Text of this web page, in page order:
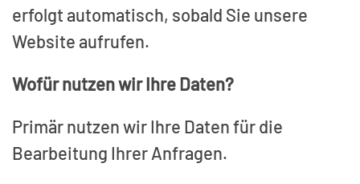
erfolgt automatisch, sobald Sie unsere
Website aufrufen.
Wofür nutzen wir Ihre Daten?
Primär nutzen wir Ihre Daten für die
Bearbeitung Ihrer Anfragen.